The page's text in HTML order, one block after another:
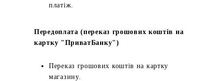
платіж.
Передоплата (переказ грошових коштів на
картку "ПриватБанку")
Переказ грошових коштів на картку
магазину.